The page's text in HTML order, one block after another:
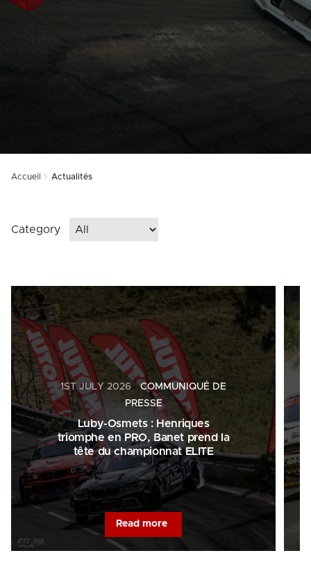
Accueil Actualités
Category
1ST JULY 2026
COMMUNIQUÉ DE
PRESSE
Luby-Osmets : Henriques
triomphe en PRO, Banet prend la
tête du championnat ELITE
Read more